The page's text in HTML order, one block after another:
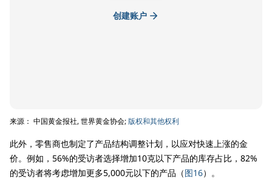
创建账户
来源： 中国黄金报社, 世界黄金协会;版权和其他权利
此外，零售商也制定了产品结构调整计划，以应对快速上涨的金
价。例如，56%的受访者选择增加10克以下产品的库存占比，82%
的受访者将考虑增加更多5,000元以下的产品（图16）。